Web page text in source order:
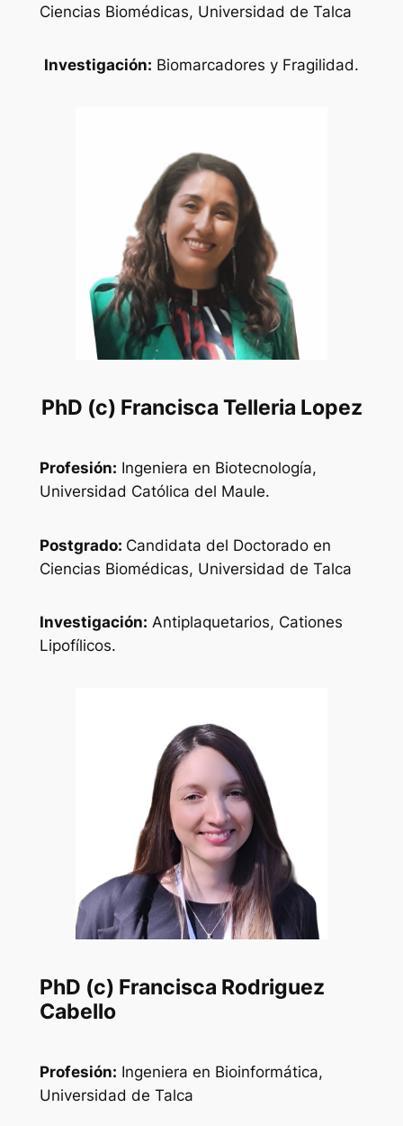
Ciencias Biomédicas, Universidad de Talca
Investigación: Biomarcadores y Fragilidad.
PhD (c) Francisca Telleria Lopez
Profesión: Ingeniera en Biotecnología,
Universidad Católica del Maule.
Postgrado: Candidata del Doctorado en
Ciencias Biomédicas, Universidad de Talca
Investigación: Antiplaquetarios, Cationes
Lipofílicos.
PhD (c) Francisca Rodriguez
Cabello
Profesión: Ingeniera en Bioinformática,
Universidad de Talca